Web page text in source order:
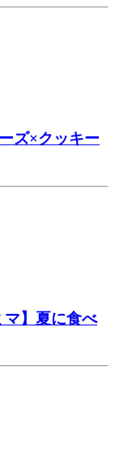
ズ×クッキー
】夏に食べ